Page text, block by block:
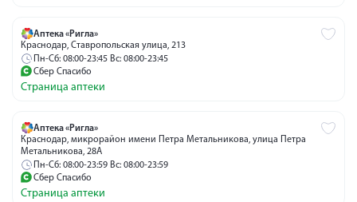
Аптека «Ригла»
Краснодар, Ставропольская улица, 213
Пн-Сб: 08:00-23:45 Вс: 08:00-23:45
Сбер Спасибо
Страница аптеки
Аптека «Ригла»
Краснодар, микрорайон имени Петра Метальникова, улица Петра
Метальникова, 28А
Пн-Сб: 08:00-23:59 Вс: 08:00-23:59
Сбер Спасибо
Страница аптеки